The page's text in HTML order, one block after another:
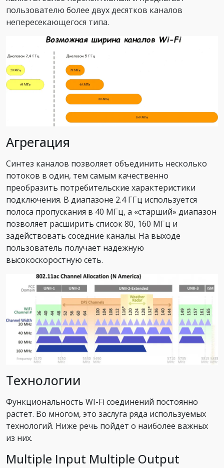
пользователю более двух десятков каналов
непересекающегося типа.
Агрегация
Синтез каналов позволяет объединить несколько
потоков в один, тем самым качественно
преобразить потребительские характеристики
подключения. В диапазоне 2.4 ГГц используется
полоса пропускания в 40 МГц, а «старший» диапазон
позволяет расширить список 80, 160 МГц и
задействовать соседние каналы. На выходе
пользователь получает надежную
высокоскоростную сеть.
Технологии
Функциональность WI-Fi соединений постоянно
растет. Во многом, это заслуга ряда используемых
технологий. Ниже речь пойдет о наиболее важных
из них.
Multiple Input Multiple Output